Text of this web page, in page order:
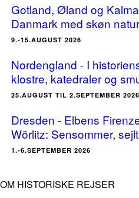
Gotland, Øland og
Danmark med skøn
9.-15.AUGUST 2026
Nordengland - I
klostre, katedraler og
25.AUGUST TIL 2.SEPTEMBER 2026
Dresden - Elbens
Wörlitz: Sensommer,
1.-6.SEPTEMBER 2026
OM HISTORISKE REJSER